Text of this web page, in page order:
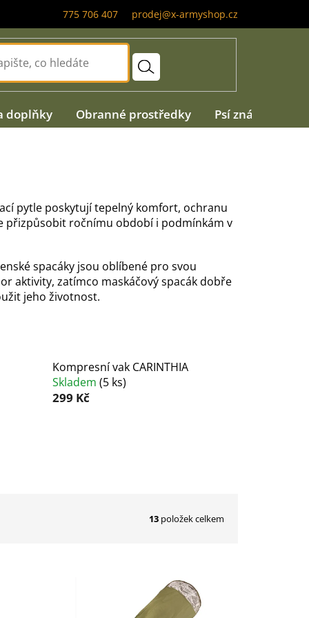
775 706 407 prodej@x-armyshop.cz
doplňky Obranné prostředky Psí známky
pytle poskytují tepelný komfort, ochranu
přizpůsobit ročnímu období i podmínkám v
spacáky jsou oblíbené pro svou
aktivity, zatímco maskáčový spacák dobře
jeho životnost.
Kompresní vak CARINTHIA
Skladem (5 ks)
299 Kč
13 položek celkem